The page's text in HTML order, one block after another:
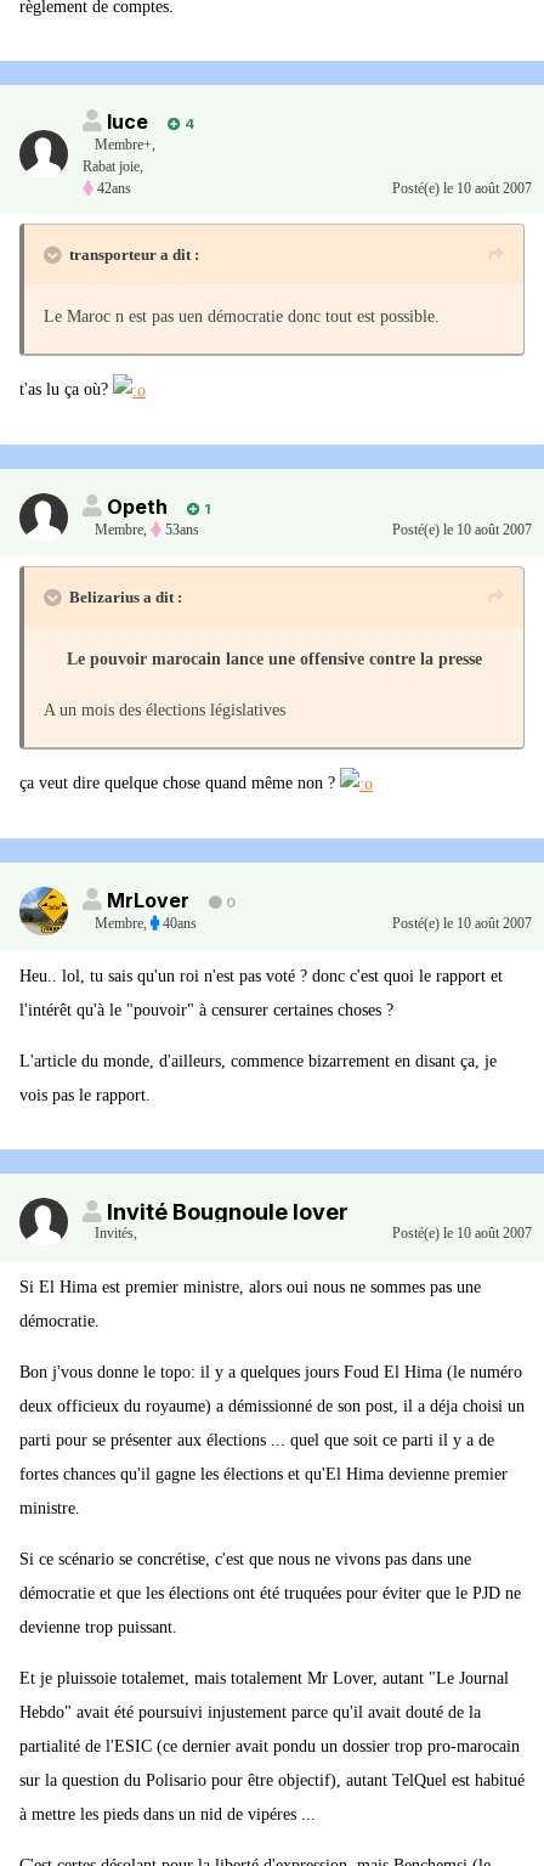
règlement de comptes.
luce
4
Membre+,
Rabat joie,
42ans
Posté(e) le 10 août 2007
transporteur a dit :
Le Maroc n est pas uen démocratie donc tout est possible.
t'as lu ça où?
Opeth
1
Membre, 53ans Posté(e) le 10 août 2007
Belizarius a dit :
Le pouvoir marocain lance une offensive contre la presse
A un mois des élections législatives
ça veut dire quelque chose quand même non ?
MrLover
0
Membre, 40ans Posté(e) le 10 août 2007
Heu.. lol, tu sais qu'un roi n'est pas voté ? donc c'est quoi le rapport et
l'intérêt qu'à le "pouvoir" à censurer certaines choses ?
L'article du monde, d'ailleurs, commence bizarrement en disant ça, je
vois pas le rapport.
Invité Bougnoule lover
Invités, Posté(e) le 10 août 2007
Si El Hima est premier ministre, alors oui nous ne sommes pas une
démocratie.
Bon j'vous donne le topo: il y a quelques jours Foud El Hima (le numéro
deux officieux du royaume) a démissionné de son post, il a déja choisi un
parti pour se présenter aux élections ... quel que soit ce parti il y a de
fortes chances qu'il gagne les élections et qu'El Hima devienne premier
ministre.
Si ce scénario se concrétise, c'est que nous ne vivons pas dans une
démocratie et que les élections ont été truquées pour éviter que le PJD ne
devienne trop puissant.
Et je pluissoie totalemet, mais totalement Mr Lover, autant "Le Journal
Hebdo" avait été poursuivi injustement parce qu'il avait douté de la
partialité de l'ESIC (ce dernier avait pondu un dossier trop pro-marocain
sur la question du Polisario pour être objectif), autant TelQuel est habitué
à mettre les pieds dans un nid de vipéres ...